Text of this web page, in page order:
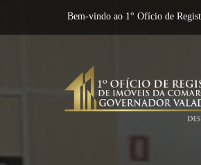
Bem-vindo ao 1° Ofício de